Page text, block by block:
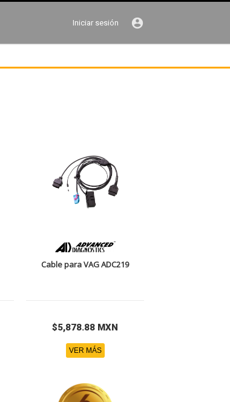
Iniciar sesión account_circle
Cable para VAG ADC219
$5,878.88 MXN
VER MÁS